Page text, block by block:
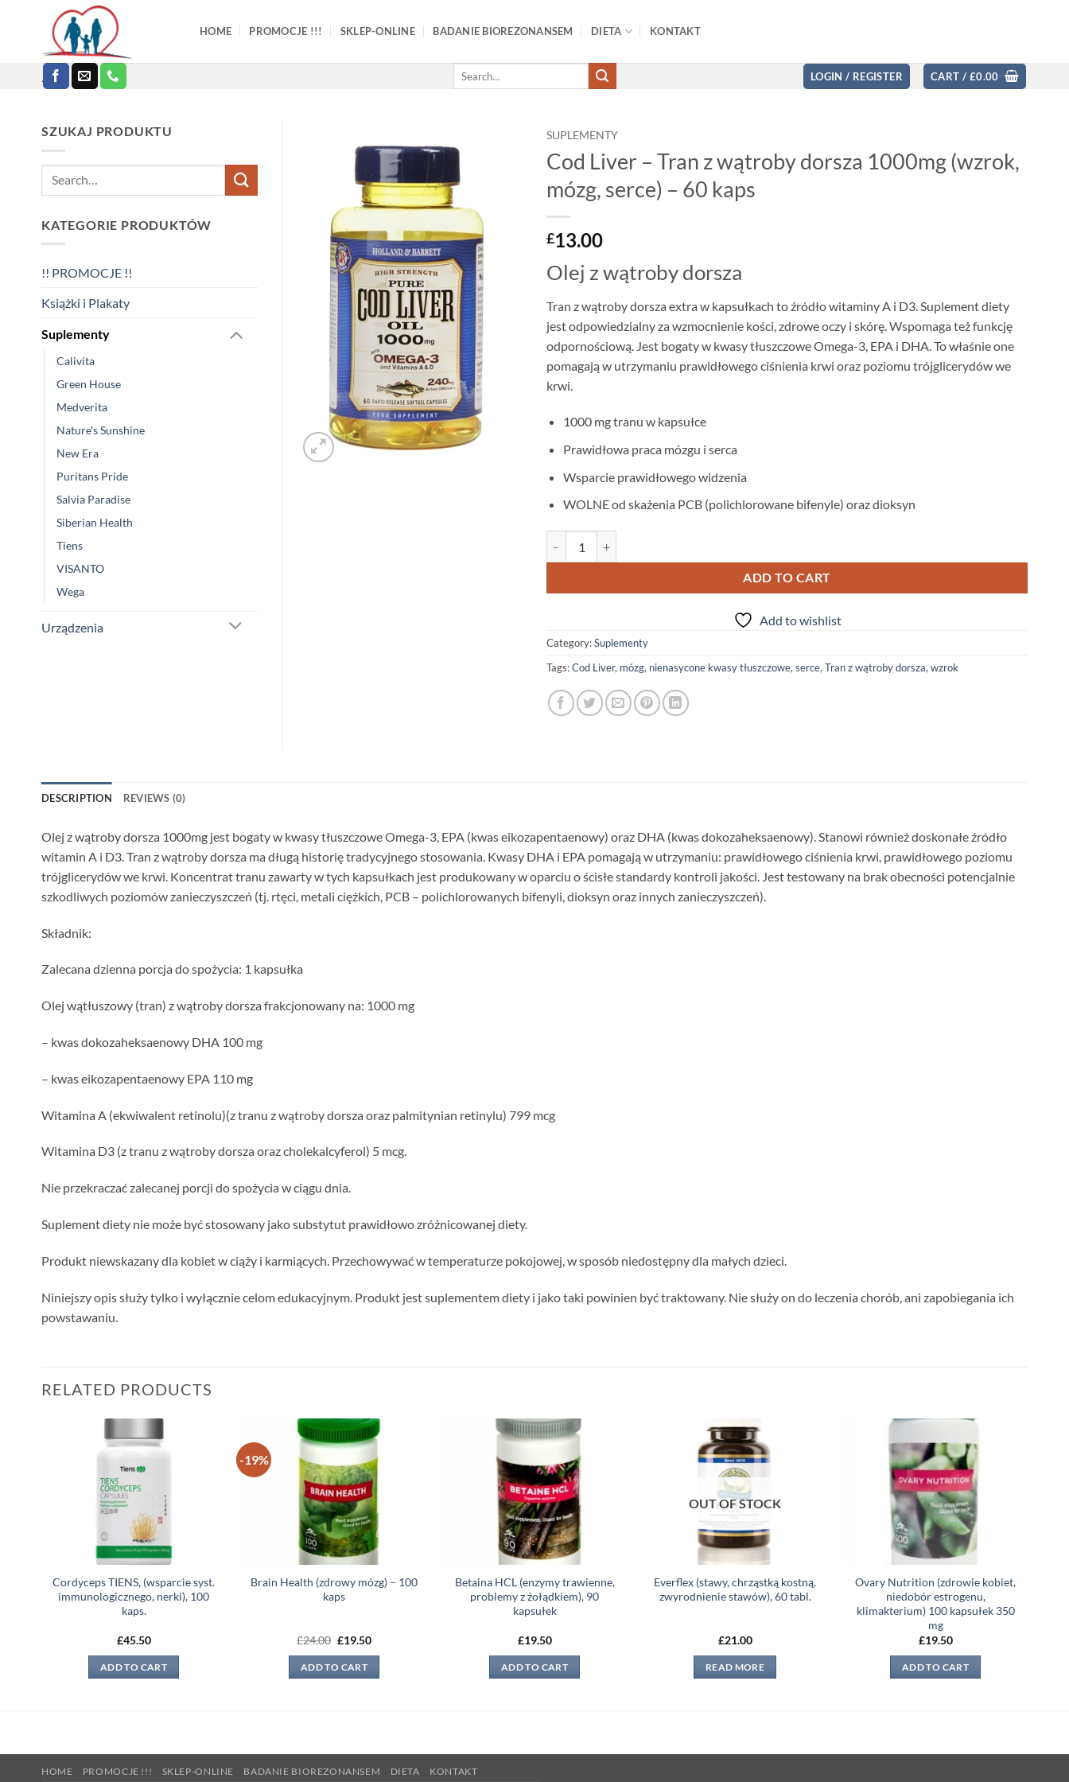
.
HOME PROMOCJE !!! SKLEP-ONLINE BADANIE BIOREZONANSEM DIETA KONTAKT
Search
LOGIN / REGISTER CART / £0.00
SUPLEMENTY
Cod Liver – Tran z wątroby dorsza 1000mg (wzrok,
mózg, serce) – 60 kaps
£13.00
Olej z wątroby dorsza
Tran z wątroby dorsza extra w kapsułkach to źródło witaminy A i D3. Suplement diety
jest odpowiedzialny za wzmocnienie kości, zdrowe oczy i skórę. Wspomaga też funkcję
odpornościową. Jest bogaty w kwasy tłuszczowe Omega-3, EPA i DHA. To właśnie one
pomagają w utrzymaniu prawidłowego ciśnienia krwi oraz poziomu trójglicerydów we
krwi.
1000 mg tranu w kapsułce
Prawidłowa praca mózgu i serca
Wsparcie prawidłowego widzenia
WOLNE od skażenia PCB (polichlorowane bifenyle) oraz dioksyn
ADD TO CART
Add to wishlist
Category:Suplementy
Tags:Cod Liver, mózg, nienasycone kwasy tłuszczowe, serce, Tran z wątroby dorsza, wzrok
SZUKAJ PRODUKTU
Search
KATEGORIE PRODUKTÓW
!! PROMOCJE !!
Książki i Plakaty
Suplementy
Calivita
Green House
Medverita
Nature's Sunshine
New Era
Puritans Pride
Salvia Paradise
Siberian Health
Tiens
VISANTO
Wega
Urządzenia
DESCRIPTION REVIEWS (0)
Olej z wątroby dorsza 1000mg jest bogaty w kwasy tłuszczowe Omega-3, EPA (kwas eikozapentaenowy) oraz DHA (kwas dokozaheksaenowy). Stanowi również doskonałe źródło
witamin A i D3. Tran z wątroby dorsza ma długą historię tradycyjnego stosowania. Kwasy DHA i EPA pomagają w utrzymaniu: prawidłowego ciśnienia krwi, prawidłowego poziomu
trójglicerydów we krwi. Koncentrat tranu zawarty w tych kapsułkach jest produkowany w oparciu o ścisłe standardy kontroli jakości. Jest testowany na brak obecności potencjalnie
szkodliwych poziomów zanieczyszczeń (tj. rtęci, metali ciężkich, PCB – polichlorowanych bifenyli, dioksyn oraz innych zanieczyszczeń).
Składnik:
Zalecana dzienna porcja do spożycia: 1 kapsułka
Olej wątłuszowy (tran) z wątroby dorsza frakcjonowany na: 1000 mg
– kwas dokozaheksaenowy DHA 100 mg
– kwas eikozapentaenowy EPA 110 mg
Witamina A (ekwiwalent retinolu)(z tranu z wątroby dorsza oraz palmitynian retinylu) 799 mcg
Witamina D3 (z tranu z wątroby dorsza oraz cholekalcyferol) 5 mcg.
Nie przekraczać zalecanej porcji do spożycia w ciągu dnia.
Suplement diety nie może być stosowany jako substytut prawidłowo zróżnicowanej diety.
Produkt niewskazany dla kobiet w ciąży i karmiących. Przechowywać w temperaturze pokojowej, w sposób niedostępny dla małych dzieci.
Niniejszy opis służy tylko i wyłącznie celom edukacyjnym. Produkt jest suplementem diety i jako taki powinien być traktowany. Nie służy on do leczenia chorób, ani zapobiegania ich
powstawaniu.
RELATED PRODUCTS
Cordyceps TIENS, (wsparcie syst.
immunologicznego, nerki), 100
kaps.
£45.50
ADD TO CART
-19%
Brain Health (zdrowy mózg) – 100
kaps
£24.00 Original
was:
£24.00.
£19.50Current
ADD TO CART
Betaina HCL (enzymy trawienne,
problemy z żołądkiem), 90
kapsułek
£19.50
ADD TO CART
OUT OF STOCK
Everflex (stawy, chrząstką kostną,
zwyrodnienie stawów), 60 tabl.
£21.00
READ MORE
Ovary Nutrition (zdrowie kobiet,
niedobór estrogenu,
klimakterium) 100 kapsułek 350
mg
£19.50
ADD TO CART
HOME PROMOCJE !!! SKLEP-ONLINE BADANIE BIOREZONANSEM DIETA KONTAKT